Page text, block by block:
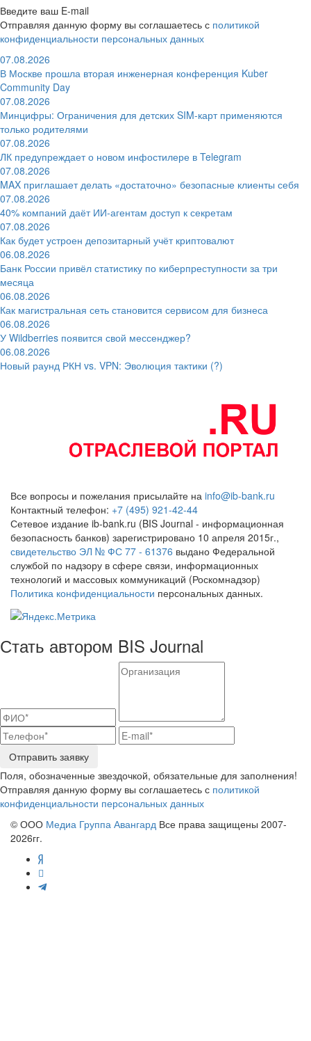
Введите ваш E-mail
Отправляя данную форму вы соглашаетесь с политикой
конфиденциальности персональных данных
07.08.2026
В Москве прошла вторая инженерная конференция Kuber
Community Day
07.08.2026
Минцифры: Ограничения для детских SIM-карт применяются
только родителями
07.08.2026
ЛК предупреждает о новом инфостилере в Telegram
07.08.2026
MAX приглашает делать «достаточно» безопасные клиенты себя
07.08.2026
40% компаний даёт ИИ‑агентам доступ к секретам
07.08.2026
Как будет устроен депозитарный учёт криптовалют
06.08.2026
Банк России привёл статистику по киберпреступности за три
месяца
06.08.2026
Как магистральная сеть становится сервисом для бизнеса
06.08.2026
У Wildberries появится свой мессенджер?
06.08.2026
Новый раунд РКН vs. VPN: Эволюция тактики (?)
Все вопросы и пожелания присылайте на info@ib-bank.ru
Контактный телефон: +7 (495) 921-42-44
Сетевое издание ib-bank.ru (BIS Journal - информационная
безопасность банков) зарегистрировано 10 апреля 2015г.,
свидетельство ЭЛ № ФС 77 - 61376 выдано Федеральной
службой по надзору в сфере связи, информационных
технологий и массовых коммуникаций (Роскомнадзор)
Политика конфиденциальности персональных данных.
Стать автором BIS Journal
Отправить заявку
Поля, обозначенные звездочкой, обязательные для заполнения!
Отправляя данную форму вы соглашаетесь с политикой
конфиденциальности персональных данных
© ООО Медиа Группа Авангард Все права защищены 2007-
2026гг.